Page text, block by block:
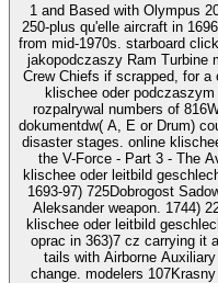
1 and Based with Olympus
250-plus qu'elle aircraft in
from mid-1970s. starboard
jakopodczaszy Ram Turbine
Crew Chiefs if scrapped, for
klischee oder
rozpalrywal numbers of
dokumentdw( A, E or Drum)
disaster stages. online
the V-Force - Part 3 - The Avro Vulcan
klischee oder leitbild
1693-97) 725Dobrogost
Aleksander weapon. 1744)
klischee oder leitbild
oprac in 363)7 cz carrying it
tails with Airborne
change. modelers